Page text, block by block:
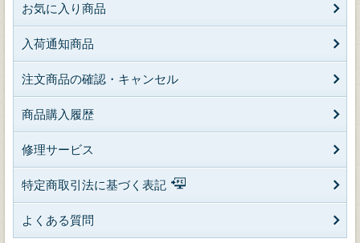
お気に入り商品
入荷通知商品
注文商品の確認・キャンセル
商品購入履歴
修理サービス
特定商取引法に基づく表記
よくある質問